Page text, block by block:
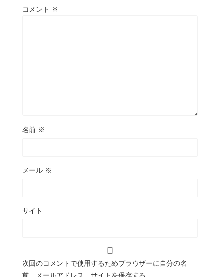
コメント ※
名前 ※
メール ※
サイト
次回のコメントで使用するためブラウザーに自分の名
前、メールアドレス、サイトを保存する。